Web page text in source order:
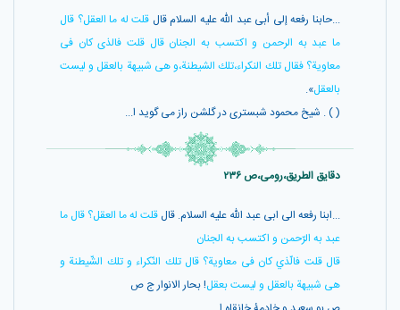
...حابنا رفعه إلى أبى عبد اللّه عليه السلام قال قلت له ما العقل؟ قال
ما عبد به الرحمن و اكتسب به الجنان قال قلت فالذى كان فى
معاوية؟ فقال تلك النكراء،تلك الشيطنة،و هى شبيهة بالعقل و ليست
بالعقل».
( ) . شيخ محمود شبسترى در گلشن راز مى گويد ا...
دقايق الطريق،رومی،ص ۲۳۶
...ابنا رفعه الى ابى عبد اللّه عليه السلام. قال قلت له ما العقل؟ قال ما
عبد به الرّحمن و اكتسب به الجنان
قال قلت فالّذي كان فى معاوية؟ قال تلك النّكراء و تلك الشّيطنة و
هى شبيهة بالعقل و ليست بعقل! بحار الانوار ج ص